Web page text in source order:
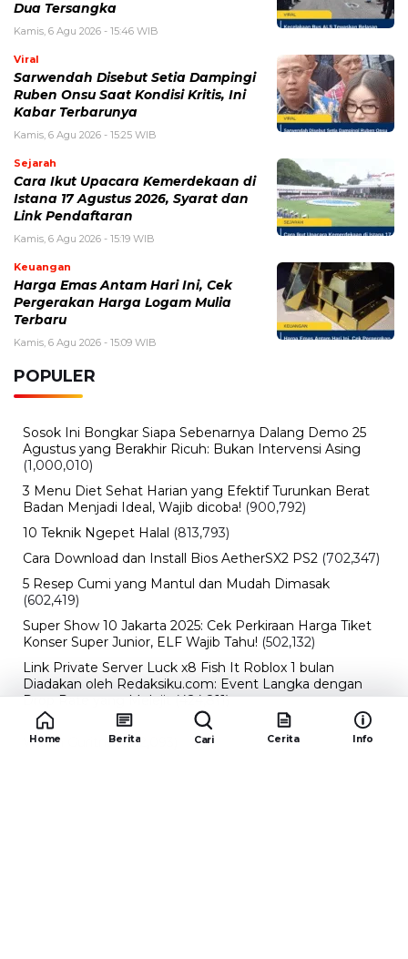
Dua Tersangka
Kamis, 6 Agu 2026 - 15:46 WIB
Viral
Sarwendah Disebut Setia Dampingi
Ruben Onsu Saat Kondisi Kritis, Ini
Kabar Terbarunya
Kamis, 6 Agu 2026 - 15:25 WIB
Sejarah
Cara Ikut Upacara Kemerdekaan di
Istana 17 Agustus 2026, Syarat dan
Link Pendaftaran
Kamis, 6 Agu 2026 - 15:19 WIB
Keuangan
Harga Emas Antam Hari Ini, Cek
Pergerakan Harga Logam Mulia
Terbaru
Kamis, 6 Agu 2026 - 15:09 WIB
POPULER
Sosok Ini Bongkar Siapa Sebenarnya Dalang Demo 25
Agustus yang Berakhir Ricuh: Bukan Intervensi Asing
(1,000,010)
3 Menu Diet Sehat Harian yang Efektif Turunkan Berat
Badan Menjadi Ideal, Wajib dicoba! (900,792)
10 Teknik Ngepet Halal (813,793)
Cara Download dan Install Bios AetherSX2 PS2 (702,347)
5 Resep Cumi yang Mantul dan Mudah Dimasak
(602,419)
Super Show 10 Jakarta 2025: Cek Perkiraan Harga Tiket
Konser Super Junior, ELF Wajib Tahu! (502,132)
Link Private Server Luck x8 Fish It Roblox 1 bulan
Diadakan oleh Redaksiku.com: Event Langka dengan
Drop Rate yang Melejit (424,811)
10 Film Indonesia Tayang November 2024, Ada Film
Wulan Guritno! (352,093)
Home Berita Cari Cerita Info